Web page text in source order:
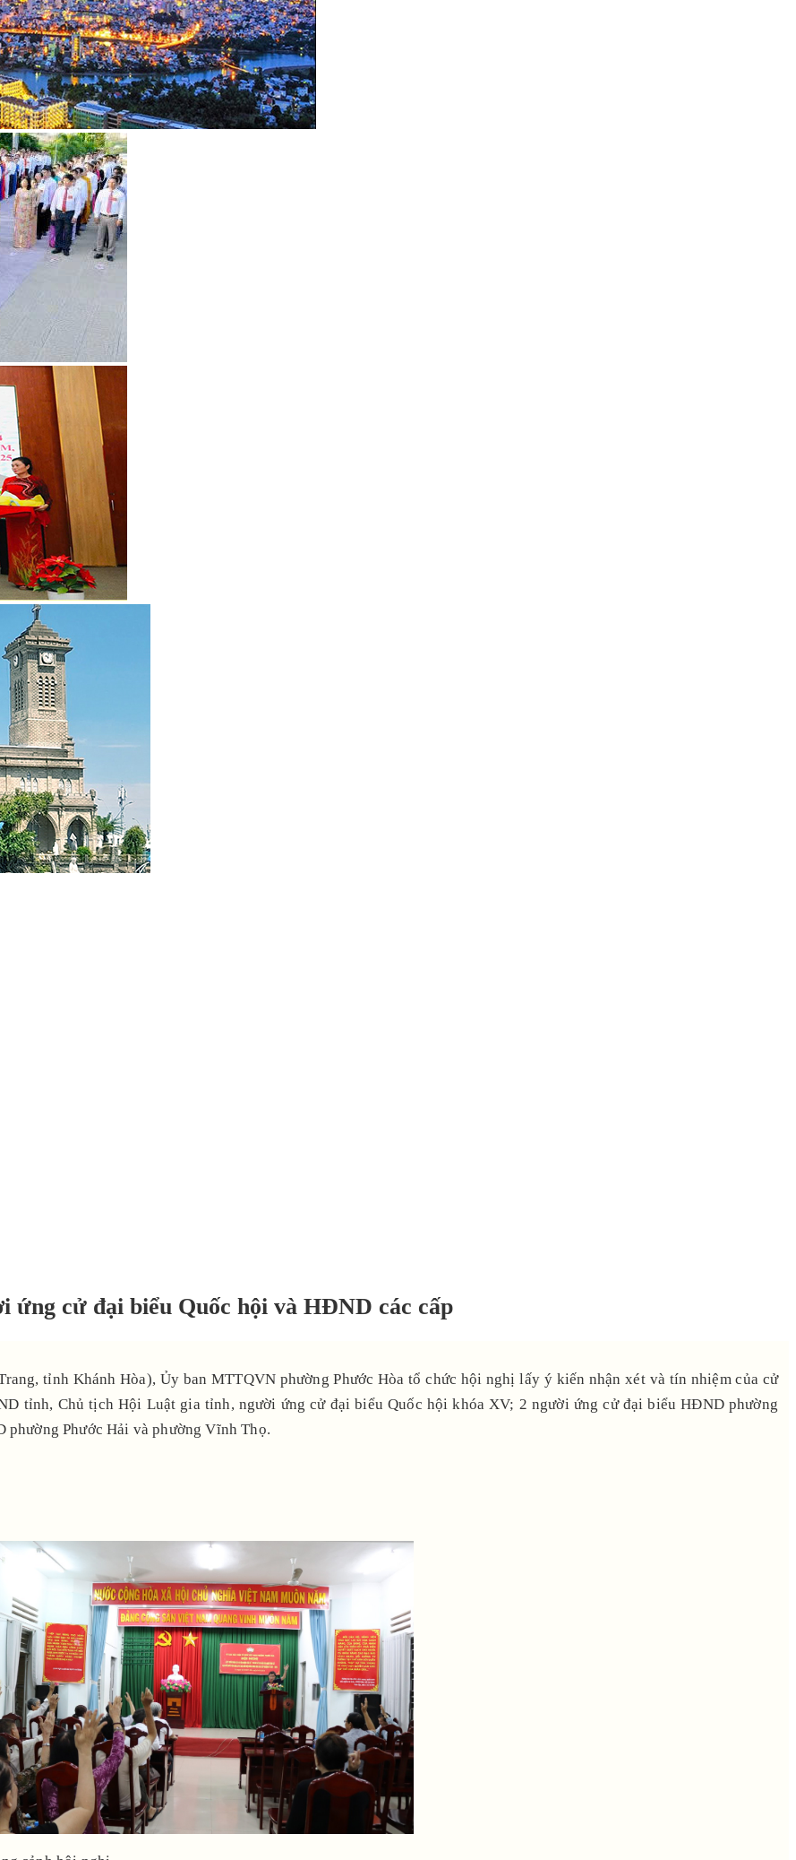
cử đại biểu Quốc hội và HĐND các cấp
tỉnh Khánh Hòa), Ủy ban MTTQVN phường Phước Hòa tổ chức hội nghị lấy ý kiến nhận xét và tín nhiệm của cử
tỉnh, Chủ tịch Hội Luật gia tỉnh, người ứng cử đại biểu Quốc hội khóa XV; 2 người ứng cử đại biểu HĐND phường
Phước Hải và phường Vĩnh Thọ.